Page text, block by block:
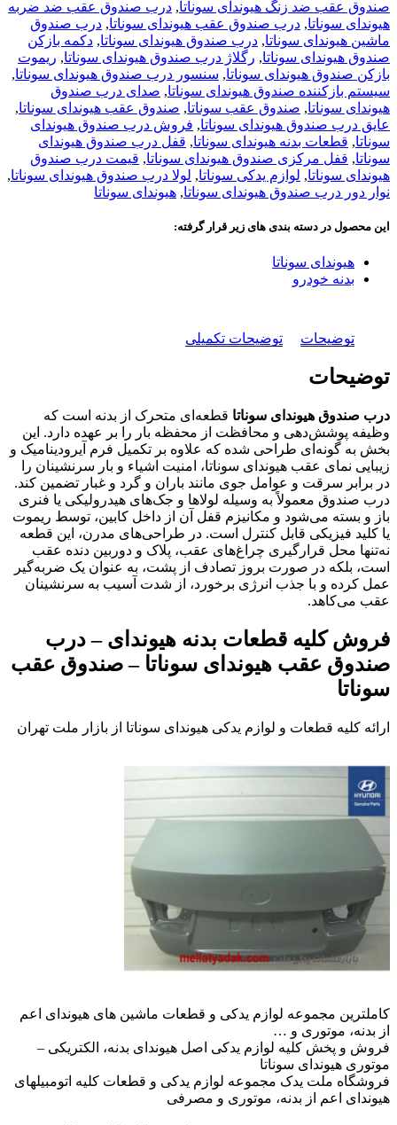
صندوق عقب ضد زنگ هیوندای سوناتا, درب صندوق عقب ضد ضربه
هیوندای سوناتا, درب صندوق عقب هیوندای سوناتا, درب صندوق
ماشین هیوندای سوناتا, درب صندوق هیوندای سوناتا, دکمه بازکن
صندوق هیوندای سوناتا, رگلاژ درب صندوق هیوندای سوناتا, ریموت
بازکن صندوق هیوندای سوناتا, سنسور درب صندوق هیوندای سوناتا,
سیستم بازکننده صندوق هیوندای سوناتا, صدای درب صندوق
هیوندای سوناتا, صندوق عقب سوناتا, صندوق عقب هیوندای سوناتا,
عایق درب صندوق هیوندای سوناتا, فروش درب صندوق هیوندای
سوناتا, قطعات بدنه هیوندای سوناتا, قفل درب صندوق هیوندای
سوناتا, قفل مرکزی صندوق هیوندای سوناتا, قیمت درب صندوق
هیوندای سوناتا, لوازم یدکی سوناتا, لولا درب صندوق هیوندای سوناتا,
نوار دور درب صندوق هیوندای سوناتا, هیوندای سوناتا
این محصول در دسته بندی های زیر قرار گرفته:
هیوندای سوناتا
بدنه خودرو
توضیحات توضیحات تکمیلی
توضیحات
درب صندوق هیوندای سوناتا قطعه‌ای متحرک از بدنه است که
وظیفه پوشش‌دهی و محافظت از محفظه بار را بر عهده دارد. این
بخش به گونه‌ای طراحی شده که علاوه بر تکمیل فرم آیرودینامیک و
زیبایی نمای عقب هیوندای سوناتا، امنیت اشیاء و بار سرنشینان را
در برابر سرقت و عوامل جوی مانند باران و گرد و غبار تضمین کند.
درب صندوق معمولاً به وسیله لولاها و جک‌های هیدرولیکی یا فنری
باز و بسته می‌شود و مکانیزم قفل آن از داخل کابین، توسط ریموت
یا کلید فیزیکی قابل کنترل است. در طراحی‌های مدرن، این قطعه
نه‌تنها محل قرارگیری چراغ‌های عقب، پلاک و دوربین دنده عقب
است، بلکه در صورت بروز تصادف از پشت، به عنوان یک ضربه‌گیر
عمل کرده و با جذب انرژی برخورد، از شدت آسیب به سرنشینان
عقب می‌کاهد.
فروش کلیه قطعات بدنه هیوندای – درب
صندوق عقب هیوندای سوناتا – صندوق عقب
سوناتا
ارائه کلیه قطعات و لوازم یدکی هیوندای سوناتا از بازار ملت تهران
کاملترین مجموعه لوازم یدکی و قطعات ماشین های هیوندای اعم
از بدنه، موتوری و …
فروش و پخش کلیه لوازم یدکی اصل هیوندای بدنه، الکتریکی –
موتوری هیوندای سوناتا
فروشگاه ملت یدک مجموعه لوازم یدکی و قطعات کلیه اتومبیلهای
هیوندای اعم از بدنه، موتوری و مصرفی